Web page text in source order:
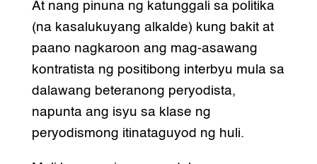
At nang pinuna ng katunggali sa politika
(na kasalukuyang alkalde) kung bakit at
paano nagkaroon ang mag-asawang
kontratista ng positibong interbyu mula sa
dalawang beteranong peryodista,
napunta ang isyu sa klase ng
peryodismong itinataguyod ng huli.